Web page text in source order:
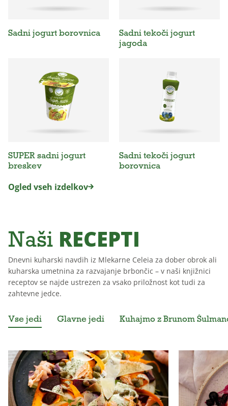
Sadni jogurt borovnica
Sadni tekoči jogurt
jagoda
SUPER sadni jogurt
breskev
Sadni tekoči jogurt
borovnica
Ogled vseh izdelkov
Naši RECEPTI
Dnevni kuharski navdih iz Mlekarne Celeia za dober obrok ali
kuharska umetnina za razvajanje brbončic – v naši knjižnici
receptov se najde ustrezen za vsako priložnost kot tudi za
zahtevne jedce.
Vse jedi Glavne jedi Kuhajmo z Brunom